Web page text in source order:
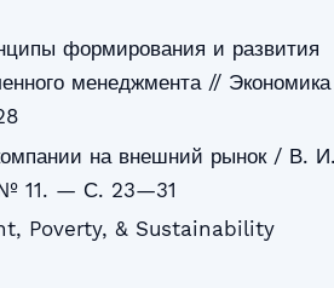
формирования и развития
менеджмента // Экономика
на внешний рынок / В.
№ 11. — С. 23—31
Poverty, & Sustainability